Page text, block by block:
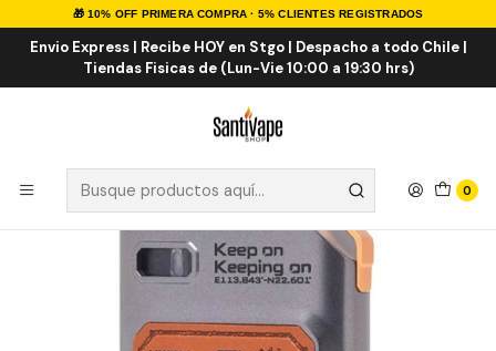
🎁 10% OFF PRIMERA COMPRA · 5% CLIENTES REGISTRADOS
Envio Express | Recibe HOY en Stgo | Despacho a todo Chile |
Tiendas Fisicas de (Lun-Vie 10:00 a 19:30 hrs)
0
Inicio VAPORIZADORES VAPE RECARGABLE
Caliburn GK3 Pod Kit